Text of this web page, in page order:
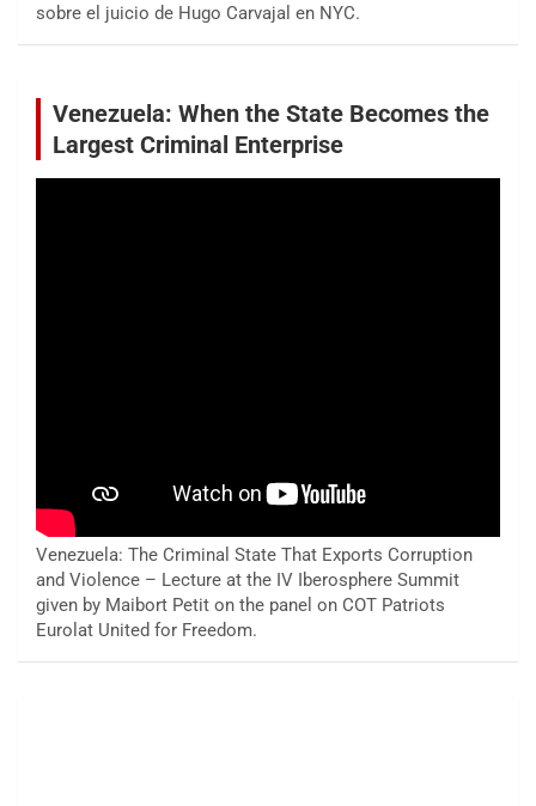
sobre el juicio de Hugo Carvajal en NYC.
Venezuela: When the State Becomes the
Largest Criminal Enterprise
Venezuela: The Criminal State That Exports Corruption
and Violence – Lecture at the IV Iberosphere Summit
given by Maibort Petit on the panel on COT Patriots
Eurolat United for Freedom.